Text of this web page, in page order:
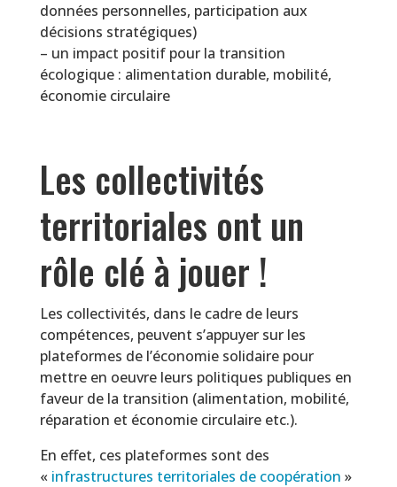
données personnelles, participation aux
décisions stratégiques)
– un impact positif pour la transition
écologique : alimentation durable, mobilité,
économie circulaire
Les collectivités
territoriales ont un
rôle clé à jouer !
Les collectivités, dans le cadre de leurs
compétences, peuvent s’appuyer sur les
plateformes de l’économie solidaire pour
mettre en oeuvre leurs politiques publiques en
faveur de la transition (alimentation, mobilité,
réparation et économie circulaire etc.).
En effet, ces plateformes sont des
« infrastructures territoriales de coopération »